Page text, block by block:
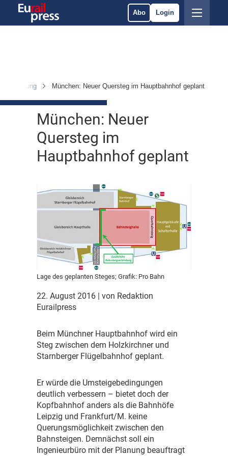
Abo Login
Ausrüstung München: Neuer Quersteg im Hauptbahnhof geplant
München: Neuer
Quersteg im
Hauptbahnhof geplant
Lage des geplanten Steges; Grafik: Pro Bahn
22. August 2016
| von Redaktion
Eurailpress
Beim Münchner Hauptbahnhof wird ein
Steg zwischen dem Holzkirchner und
Starnberger Flügelbahnhof geplant.
Er würde die Umsteigebedingungen
deutlich verbessern – bietet doch der
Kopfbahnhof anders als die Bahnhöfe
Leipzig und Frankfurt/M. keine
Querungsmöglichkeit zwischen den
Bahnsteigen. Demnächst soll ein
Ingenieurbüro mit der Planung beauftragt